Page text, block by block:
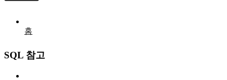
홈
SQL 참고